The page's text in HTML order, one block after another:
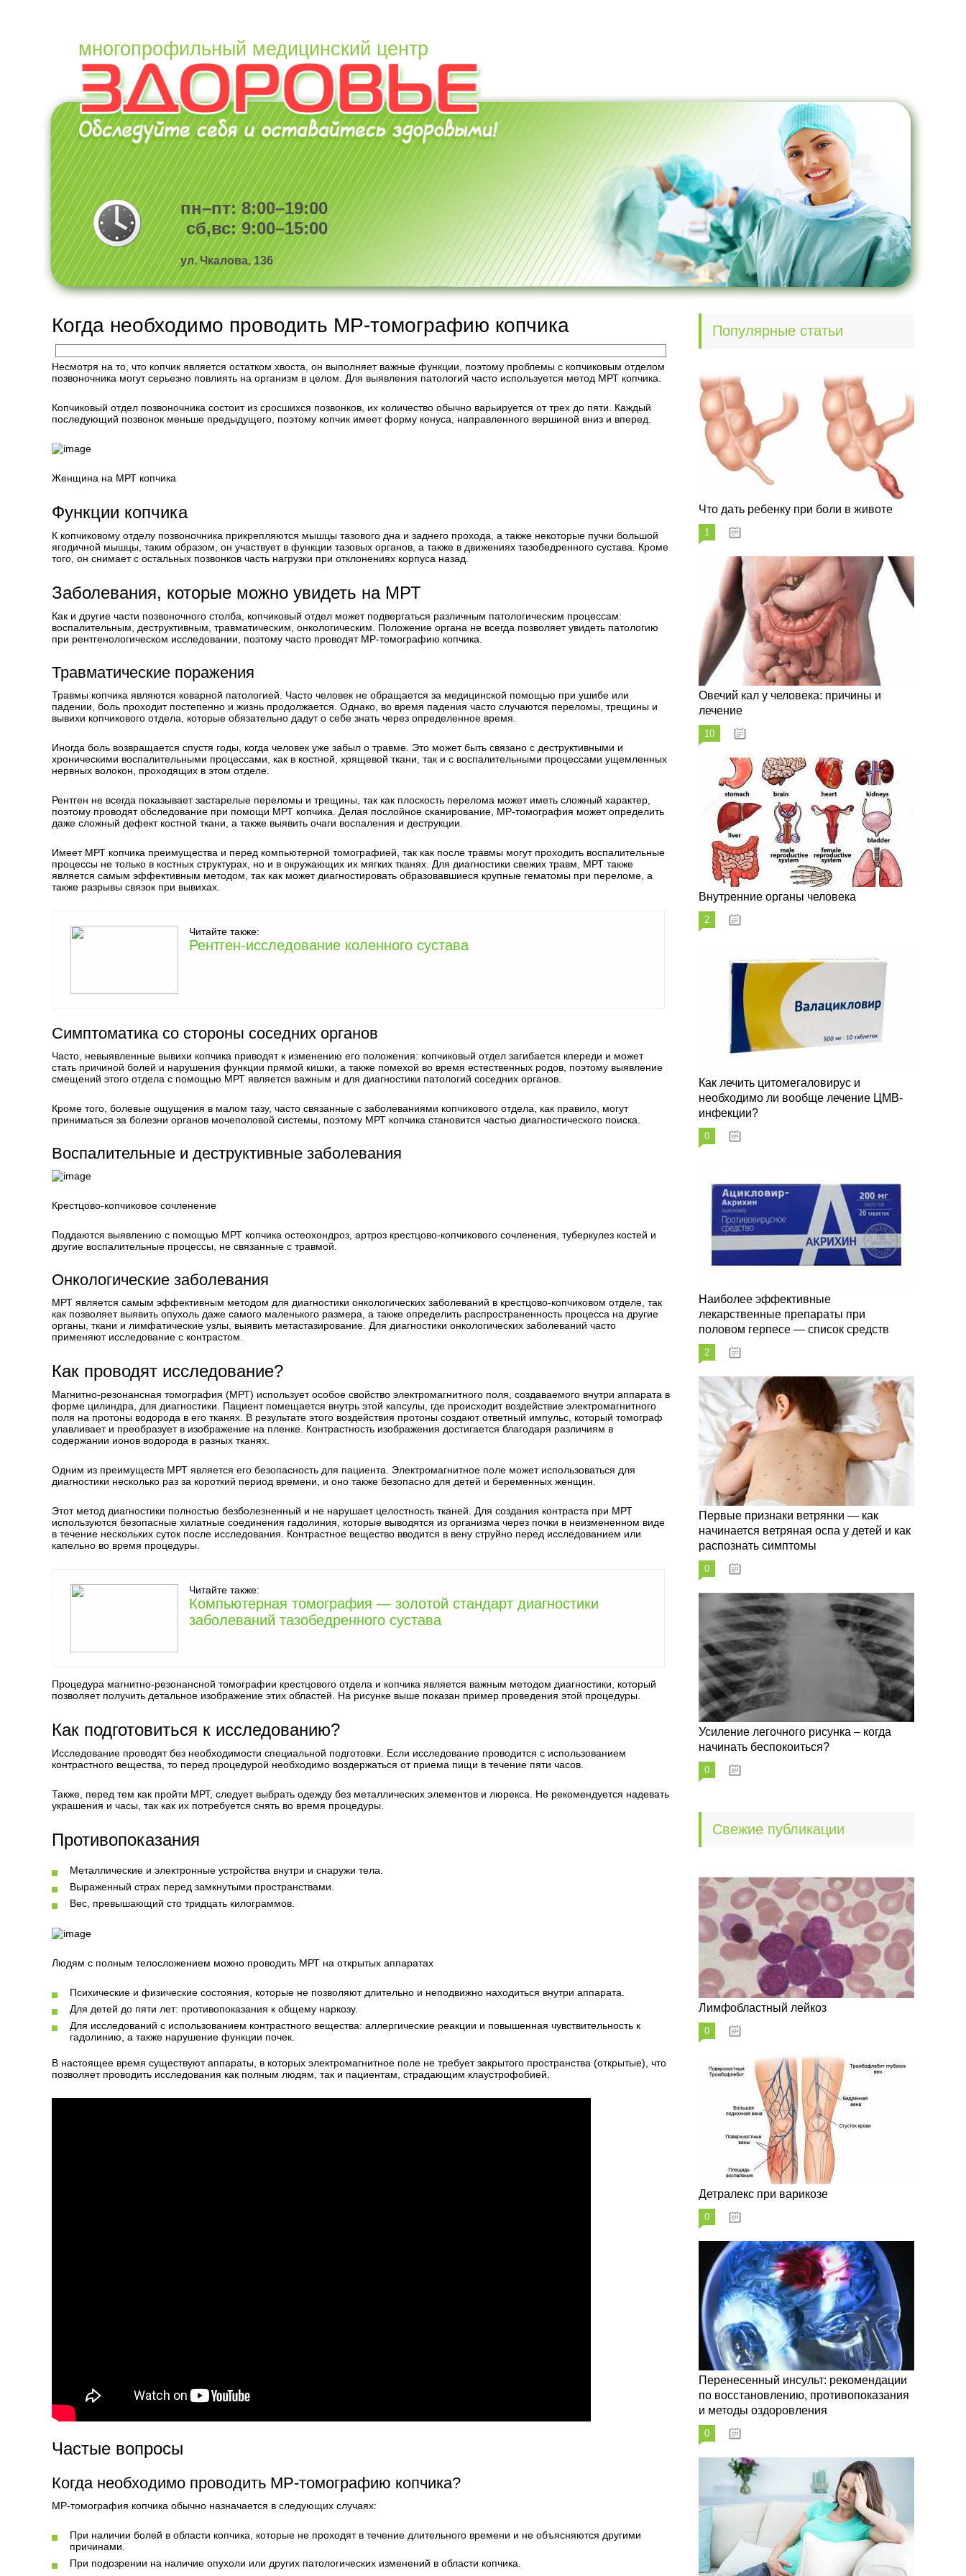
многопрофильный медицинский центр
пн–пт: 8:00–19:00
сб,вс: 9:00–15:00
ул. Чкалова, 136
Когда необходимо проводить МР-томографию копчика
Несмотря на то, что копчик является остатком хвоста, он выполняет важные функции, поэтому проблемы с копчиковым отделом
позвоночника могут серьезно повлиять на организм в целом. Для выявления патологий часто используется метод МРТ копчика.
Копчиковый отдел позвоночника состоит из сросшихся позвонков, их количество обычно варьируется от трех до пяти. Каждый
последующий позвонок меньше предыдущего, поэтому копчик имеет форму конуса, направленного вершиной вниз и вперед.
Женщина на МРТ копчика
Функции копчика
К копчиковому отделу позвоночника прикрепляются мышцы тазового дна и заднего прохода, а также некоторые пучки большой
ягодичной мышцы, таким образом, он участвует в функции тазовых органов, а также в движениях тазобедренного сустава. Кроме
того, он снимает с остальных позвонков часть нагрузки при отклонениях корпуса назад.
Заболевания, которые можно увидеть на МРТ
Как и другие части позвоночного столба, копчиковый отдел может подвергаться различным патологическим процессам:
воспалительным, деструктивным, травматическим, онкологическим. Положение органа не всегда позволяет увидеть патологию
при рентгенологическом исследовании, поэтому часто проводят МР-томографию копчика.
Травматические поражения
Травмы копчика являются коварной патологией. Часто человек не обращается за медицинской помощью при ушибе или
падении, боль проходит постепенно и жизнь продолжается. Однако, во время падения часто случаются переломы, трещины и
вывихи копчикового отдела, которые обязательно дадут о себе знать через определенное время.
Иногда боль возвращается спустя годы, когда человек уже забыл о травме. Это может быть связано с деструктивными и
хроническими воспалительными процессами, как в костной, хрящевой ткани, так и с воспалительными процессами ущемленных
нервных волокон, проходящих в этом отделе.
Рентген не всегда показывает застарелые переломы и трещины, так как плоскость перелома может иметь сложный характер,
поэтому проводят обследование при помощи МРТ копчика. Делая послойное сканирование, МР-томография может определить
даже сложный дефект костной ткани, а также выявить очаги воспаления и деструкции.
Имеет МРТ копчика преимущества и перед компьютерной томографией, так как после травмы могут проходить воспалительные
процессы не только в костных структурах, но и в окружающих их мягких тканях. Для диагностики свежих травм, МРТ также
является самым эффективным методом, так как может диагностировать образовавшиеся крупные гематомы при переломе, а
также разрывы связок при вывихах.
Читайте также:
Рентген-исследование коленного сустава
Симптоматика со стороны соседних органов
Часто, невыявленные вывихи копчика приводят к изменению его положения: копчиковый отдел загибается кпереди и может
стать причиной болей и нарушения функции прямой кишки, а также помехой во время естественных родов, поэтому выявление
смещений этого отдела с помощью МРТ является важным и для диагностики патологий соседних органов.
Кроме того, болевые ощущения в малом тазу, часто связанные с заболеваниями копчикового отдела, как правило, могут
приниматься за болезни органов мочеполовой системы, поэтому МРТ копчика становится частью диагностического поиска.
Воспалительные и деструктивные заболевания
Крестцово-копчиковое сочленение
Поддаются выявлению с помощью МРТ копчика остеохондроз, артроз крестцово-копчикового сочленения, туберкулез костей и
другие воспалительные процессы, не связанные с травмой.
Онкологические заболевания
МРТ является самым эффективным методом для диагностики онкологических заболеваний в крестцово-копчиковом отделе, так
как позволяет выявить опухоль даже самого маленького размера, а также определить распространенность процесса на другие
органы, ткани и лимфатические узлы, выявить метастазирование. Для диагностики онкологических заболеваний часто
применяют исследование с контрастом.
Как проводят исследование?
Магнитно-резонансная томография (МРТ) использует особое свойство электромагнитного поля, создаваемого внутри аппарата в
форме цилиндра, для диагностики. Пациент помещается внутрь этой капсулы, где происходит воздействие электромагнитного
поля на протоны водорода в его тканях. В результате этого воздействия протоны создают ответный импульс, который томограф
улавливает и преобразует в изображение на пленке. Контрастность изображения достигается благодаря различиям в
содержании ионов водорода в разных тканях.
Одним из преимуществ МРТ является его безопасность для пациента. Электромагнитное поле может использоваться для
диагностики несколько раз за короткий период времени, и оно также безопасно для детей и беременных женщин.
Этот метод диагностики полностью безболезненный и не нарушает целостность тканей. Для создания контраста при МРТ
используются безопасные хилатные соединения гадолиния, которые выводятся из организма через почки в неизмененном виде
в течение нескольких суток после исследования. Контрастное вещество вводится в вену струйно перед исследованием или
капельно во время процедуры.
Читайте также:
Компьютерная томография — золотой стандарт диагностики
заболеваний тазобедренного сустава
Процедура магнитно-резонансной томографии крестцового отдела и копчика является важным методом диагностики, который
позволяет получить детальное изображение этих областей. На рисунке выше показан пример проведения этой процедуры.
Как подготовиться к исследованию?
Исследование проводят без необходимости специальной подготовки. Если исследование проводится с использованием
контрастного вещества, то перед процедурой необходимо воздержаться от приема пищи в течение пяти часов.
Также, перед тем как пройти МРТ, следует выбрать одежду без металлических элементов и люрекса. Не рекомендуется надевать
украшения и часы, так как их потребуется снять во время процедуры.
Противопоказания
Металлические и электронные устройства внутри и снаружи тела.
Выраженный страх перед замкнутыми пространствами.
Вес, превышающий сто тридцать килограммов.
Людям с полным телосложением можно проводить МРТ на открытых аппаратах
Психические и физические состояния, которые не позволяют длительно и неподвижно находиться внутри аппарата.
Для детей до пяти лет: противопоказания к общему наркозу.
Для исследований с использованием контрастного вещества: аллергические реакции и повышенная чувствительность к
гадолинию, а также нарушение функции почек.
В настоящее время существуют аппараты, в которых электромагнитное поле не требует закрытого пространства (открытые), что
позволяет проводить исследования как полным людям, так и пациентам, страдающим клаустрофобией.
Частые вопросы
Когда необходимо проводить МР-томографию копчика?
МР-томография копчика обычно назначается в следующих случаях:
При наличии болей в области копчика, которые не проходят в течение длительного времени и не объясняются другими
причинами.
При подозрении на наличие опухоли или других патологических изменений в области копчика.
Популярные статьи
Что дать ребенку при боли в животе
1
Овечий кал у человека: причины и
лечение
10
Внутренние органы человека
2
Как лечить цитомегаловирус и
необходимо ли вообще лечение ЦМВ-
инфекции?
0
Наиболее эффективные
лекарственные препараты при
половом герпесе — список средств
2
Первые признаки ветрянки — как
начинается ветряная оспа у детей и как
распознать симптомы
0
Усиление легочного рисунка – когда
начинать беспокоиться?
0
Свежие публикации
Лимфобластный лейкоз
0
Детралекс при варикозе
0
Перенесенный инсульт: рекомендации
по восстановлению, противопоказания
и методы оздоровления
0